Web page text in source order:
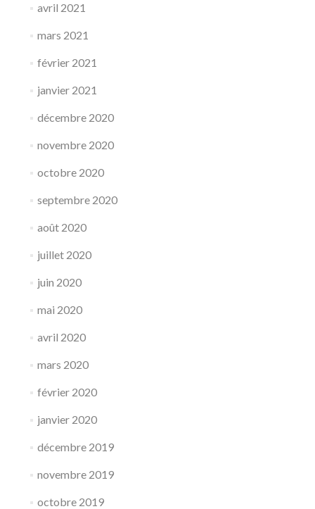
avril 2021
mars 2021
février 2021
janvier 2021
décembre 2020
novembre 2020
octobre 2020
septembre 2020
août 2020
juillet 2020
juin 2020
mai 2020
avril 2020
mars 2020
février 2020
janvier 2020
décembre 2019
novembre 2019
octobre 2019